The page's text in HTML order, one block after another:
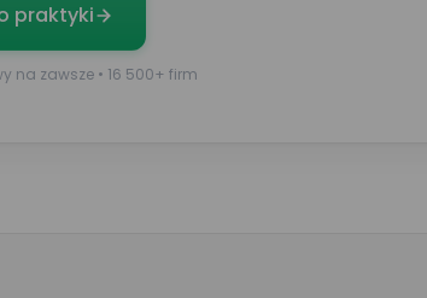
praktyki
na zawsze • 16 500+ firm
Wielkość zespołu*
chwili cofnięta poprzez kontakt z administratorem